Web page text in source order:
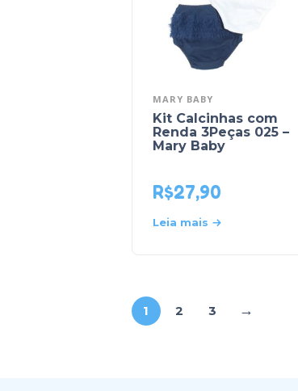
MARY BABY
Kit Calcinhas com
Renda 3Peças 025 –
Mary Baby
R$27,90
Leia mais
1 2 3 →